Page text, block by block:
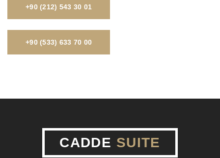
+90 (212) 543 30 01
+90 (533) 633 70 00
CADDE SUITE